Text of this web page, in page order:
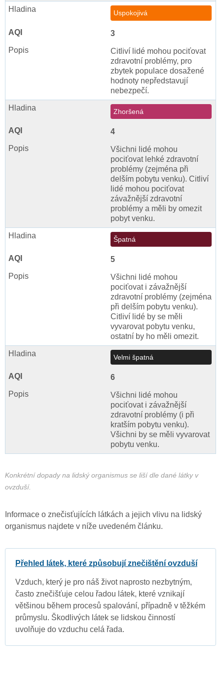
Uspokojivá
3
Citliví lidé mohou pociťovat
zdravotní problémy, pro
zbytek populace dosažené
hodnoty nepředstavují
nebezpečí.
Zhoršená
4
Všichni lidé mohou
pociťovat lehké zdravotní
problémy (zejména při
delším pobytu venku). Citliví
lidé mohou pociťovat
závažnější zdravotní
problémy a měli by omezit
pobyt venku.
Špatná
5
Všichni lidé mohou
pociťovat i závažnější
zdravotní problémy (zejména
při delším pobytu venku).
Citliví lidé by se měli
vyvarovat pobytu venku,
ostatní by ho měli omezit.
Velmi špatná
6
Všichni lidé mohou
pociťovat i závažnější
zdravotní problémy (i při
kratším pobytu venku).
Všichni by se měli vyvarovat
pobytu venku.
Konkrétní dopady na lidský organismus se liší dle dané látky v
ovzduší.
Informace o znečisťujících látkách a jejich vlivu na lidský
organismus najdete v níže uvedeném článku.
Přehled látek, které způsobují znečištění ovzduší
Vzduch, který je pro náš život naprosto nezbytným,
často znečišťuje celou řadou látek, které vznikají
většinou během procesů spalování, případně v těžkém
průmyslu. Škodlivých látek se lidskou činností
uvolňuje do vzduchu celá řada.